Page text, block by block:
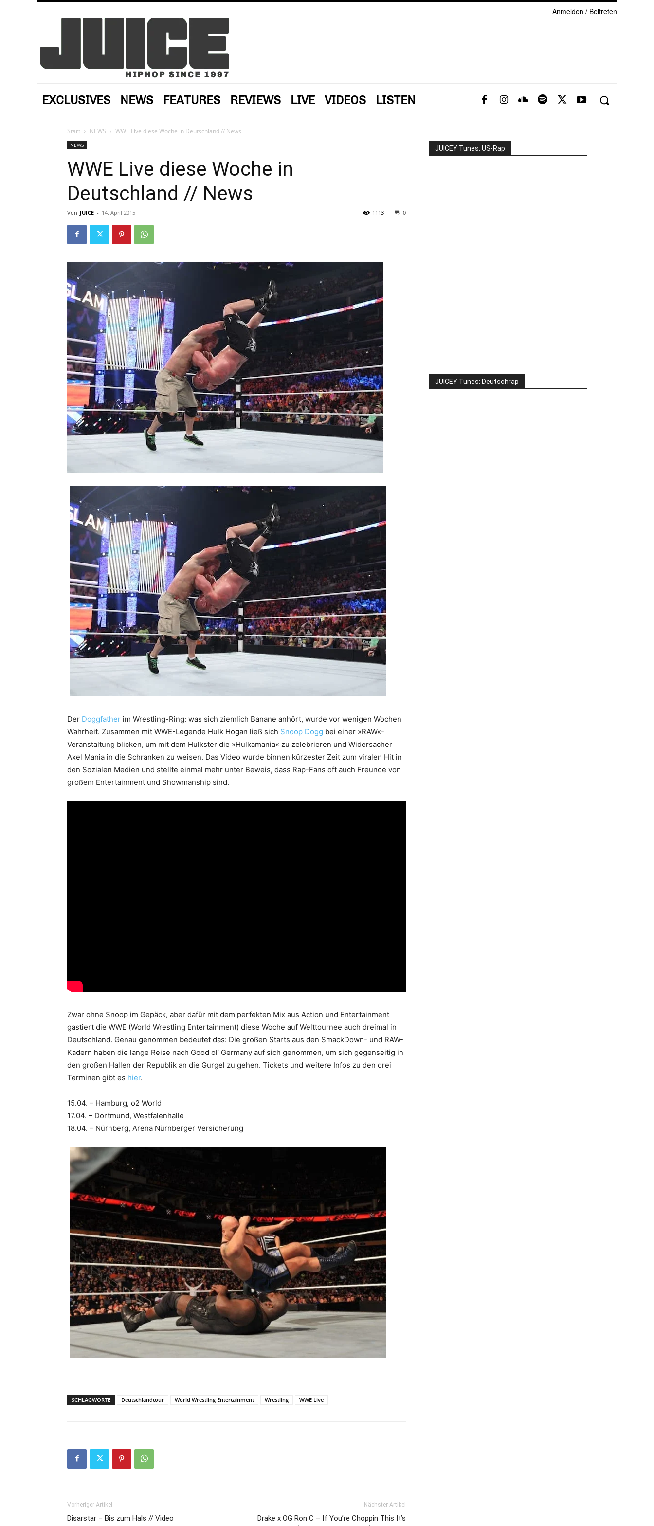
Anmelden / Beitreten
EXCLUSIVES NEWS FEATURES REVIEWS LIVE VIDEOS LISTEN
Start NEWS WWE Live diese Woche in Deutschland // News
NEWS
WWE Live diese Woche in
Deutschland // News
Von JUICE - 14. April 2015 0
1113
Der Doggfather im Wrestling-Ring: was sich ziemlich Banane anhört, wurde vor wenigen Wochen
Wahrheit. Zusammen mit WWE-Legende Hulk Hogan ließ sich Snoop Dogg bei einer »RAW«-
Veranstaltung blicken, um mit dem Hulkster die »Hulkamania« zu zelebrieren und Widersacher
Axel Mania in die Schranken zu weisen. Das Video wurde binnen kürzester Zeit zum viralen Hit in
den Sozialen Medien und stellte einmal mehr unter Beweis, dass Rap-Fans oft auch Freunde von
großem Entertainment und Showmanship sind.
Zwar ohne Snoop im Gepäck, aber dafür mit dem perfekten Mix aus Action und Entertainment
gastiert die WWE (World Wrestling Entertainment) diese Woche auf Welttournee auch dreimal in
Deutschland. Genau genommen bedeutet das: Die großen Starts aus den SmackDown- und RAW-
Kadern haben die lange Reise nach Good ol‘ Germany auf sich genommen, um sich gegenseitig in
den großen Hallen der Republik an die Gurgel zu gehen. Tickets und weitere Infos zu den drei
Terminen gibt es hier.
15.04. – Hamburg, o2 World
17.04. – Dortmund, Westfalenhalle
18.04. – Nürnberg, Arena Nürnberger Versicherung
SCHLAGWORTE Deutschlandtour World Wrestling Entertainment Wrestling WWE Live
Vorheriger Artikel
Disarstar – Bis zum Hals // Video
Nächster Artikel
Drake x OG Ron C – If You’re Choppin This It’s
JUICEY Tunes: US-Rap
JUICEY Tunes: Deutschrap